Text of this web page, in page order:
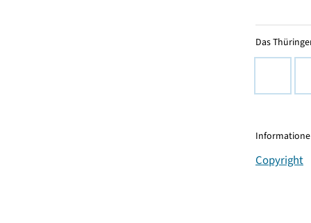
Das
Copyright